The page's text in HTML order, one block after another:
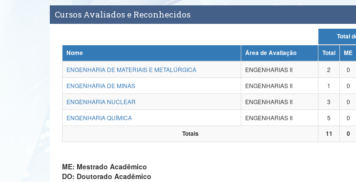
Cursos Avaliados e Reconhecidos
Nome
Área de Avaliação Total ME
ENGENHARIA DE MATERIAIS E METALÚRGICA
ENGENHARIAS II 2 0
ENGENHARIA DE MINAS
ENGENHARIAS II 1 0
ENGENHARIA NUCLEAR
ENGENHARIAS II 3 0
ENGENHARIA QUÍMICA
ENGENHARIAS II 5 0
Totais
11 0
ME: Mestrado Acadêmico
DO: Doutorado Acadêmico